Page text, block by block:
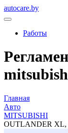
autocare.by
Работы
Главная
Авто
MITSUBISHI
OUTLANDER XL,